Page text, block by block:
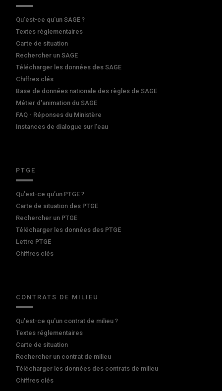
Qu'est-ce qu'un SAGE ?
Textes réglementaires
Carte de situation
Rechercher un SAGE
Télécharger les données des SAGE
Chiffres clés
Base de données nationale des règles de SAGE
Métier d'animation du SAGE
FAQ - Réponses du Ministère
Instances de dialogue sur l'eau
PTGE
Qu’est-ce qu’un PTGE ?
Carte de situation des PTGE
Rechercher un PTGE
Télécharger les données des PTGE
Lettre PTGE
Chiffres clés
CONTRATS DE MILIEU
Qu'est-ce qu'un contrat de milieu ?
Textes réglementaires
Carte de situation
Rechercher un contrat de milieu
Télécharger les données des contrats de milieu
Chiffres clés